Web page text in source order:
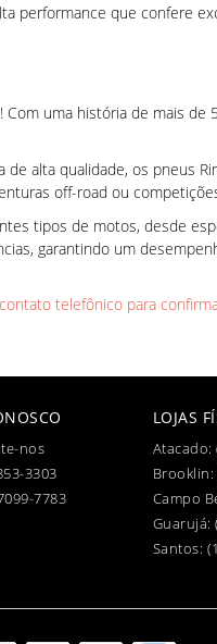
performance que confere
uma história de mais
alta qualidade, os pneus
off-road ou
tipos de motos, desde
garantindo um
telefônico para
nos
3303
7783
LOJAS
Atacado:
Brooklin:
Campo
Guarujá:
Santos: